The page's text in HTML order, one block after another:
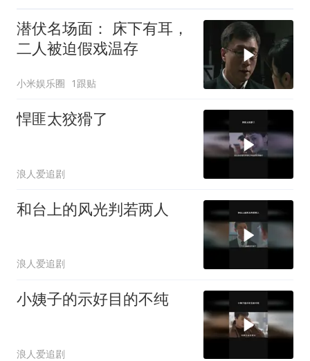
潜伏名场面： 床下有耳，
二人被迫假戏温存
小米娱乐圈 1跟贴
悍匪太狡猾了
浪人爱追剧
和台上的风光判若两人
浪人爱追剧
小姨子的示好目的不纯
浪人爱追剧